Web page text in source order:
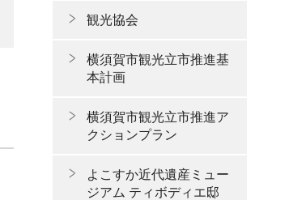
観光協会
横須賀市観光立市推進基
本計画
横須賀市観光立市推進ア
クションプラン
よこすか近代遺産ミュー
ジアム ティボディエ邸